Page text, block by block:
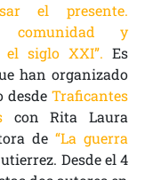
el presente.
comunidad y
el siglo XXI”. Es
han organizado
desdeTraficantes
con Rita Laura
de“La guerra
Desde el 4